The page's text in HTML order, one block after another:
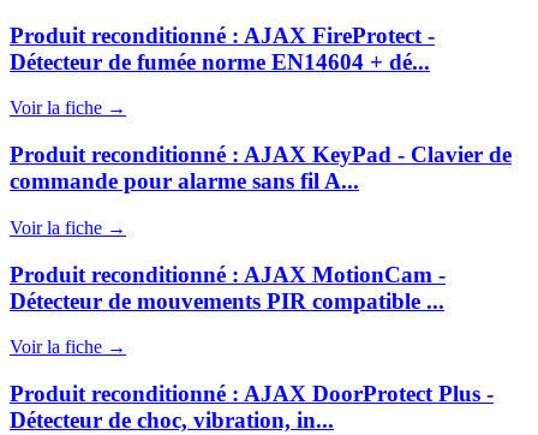
Produit reconditionné : AJAX FireProtect -
Détecteur de fumée norme EN14604 + dé...
Voir la fiche →
Produit reconditionné : AJAX KeyPad - Clavier de
commande pour alarme sans fil A...
Voir la fiche →
Produit reconditionné : AJAX MotionCam -
Détecteur de mouvements PIR compatible ...
Voir la fiche →
Produit reconditionné : AJAX DoorProtect Plus -
Détecteur de choc, vibration, in...